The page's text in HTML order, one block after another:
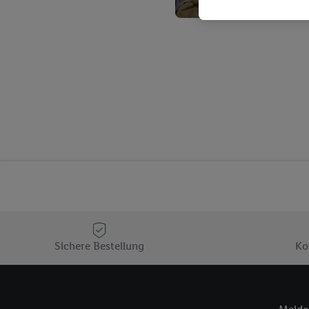
Sichere Bestellung
Kaufverhalten in den
genauen
Hierzu wird von uns
Adresse in
den Lidl-Diensten
Wenn das der Fall ist,
Kundenkonto-
Insbesondere können